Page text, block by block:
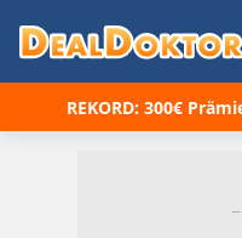
REKORD: 300€